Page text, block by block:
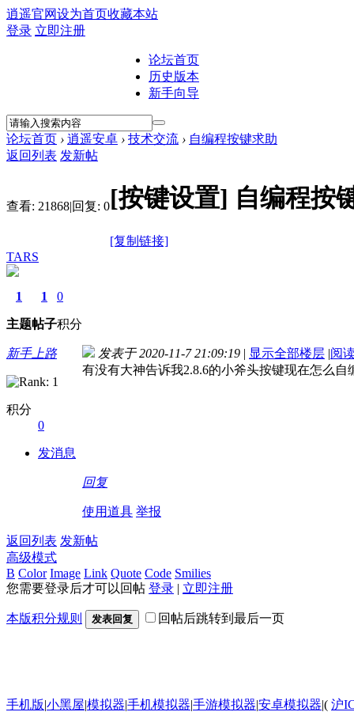
逍遥官网设为首页收藏本站
登录 立即注册
论坛首页
历史版本
新手向导
论坛首页 › 逍遥安卓 › 技术交流 › 自编程按键求助
返回列表 发新帖
查看: 21868|回复: 0[按键设置] 自编程按
[复制链接]
TARS
1
主题
1
帖子
0
积分
新手上路
积分
0
发消息
发表于 2020-11-7 21:09:19 | 显示全部楼层 |阅
有没有大神告诉我2.8.6的小斧头按键现在怎么自
回复
使用道具 举报
返回列表 发新帖
高级模式
B Color Image Link Quote Code Smilies
您需要登录后才可以回帖 登录 | 立即注册
本版积分规则 发表回复 回帖后跳转到最后一页
手机版|小黑屋|模拟器|手机模拟器|手游模拟器|安卓模拟器|( 沪